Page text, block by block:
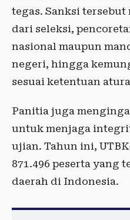
tegas. Sanksi
dari seleksi,
nasional maupun
negeri, hingga
sesuai ketentuan
Panitia juga
untuk menjaga
ujian. Tahun ini,
871.496 peserta yang
daerah di Indonesia.